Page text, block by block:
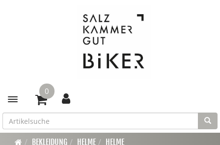
Toggle navigation
0
BEKLEIDUNG HELME HELME